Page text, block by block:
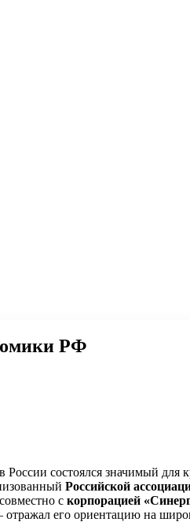
РФ
в России состоялся значимый
Российской
совместно с корпорацией
его ориентацию на